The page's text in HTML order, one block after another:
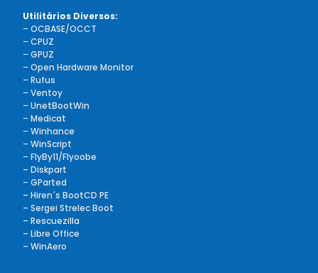
Utilitários Diversos:
–OCBASE/OCCT
–CPUZ
–GPUZ
–Open Hardware Monitor
–Rufus
–Ventoy
–UnetBootWin
–Medicat
–Winhance
–WinScript
–FlyBy11/Flyoobe
– Diskpart
– GParted
– Hiren´s BootCD PE
– Sergei Strelec Boot
– Rescuezilla
– Libre Office
– WinAero